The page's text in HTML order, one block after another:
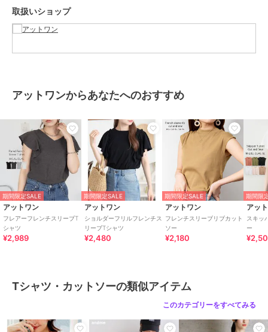
期間限定セール開催中
ショップ アットワン
性別タイプ
レディース
ー
カラー
オフホワイト-ブラック、オフホワ
イト、モカ、ミント、チャコール
グレー、ブラック、オフホワイト-
グレーベージュ、ブラック-オフホ
ワイト
サイズ F
本体：コットン100%
リブ部分：コットン95％、ポリウ
特徴
トップス
綿100％ / カ
/半袖 ラグランスリーブ /
取扱いショップ
アットワンからあなたへのおすすめ
期間限定SALE
アットワン
フレアーフレンチスリーブT
シャツ
¥2,989
期間限定SALE
アットワン
ショルダーフリルフレンチス
リーブTシャツ
¥2,480
期間限定SALE
アットワン
フレンチスリーブリブカット
ソー
¥2,180
期間限
アッ
スキッ
ー
Tシャツ・カットソーの類似アイテム
このカテゴリーをすべてみる